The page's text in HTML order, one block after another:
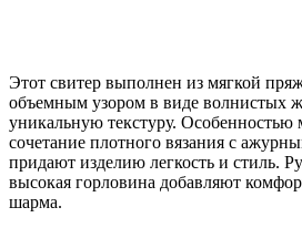
Этот свитер выполнен из мягкой
объемным узором в виде волнистых
уникальную текстуру. Особенностью
сочетание плотного вязания с
придают изделию легкость и стиль.
высокая горловина добавляют
шарма.